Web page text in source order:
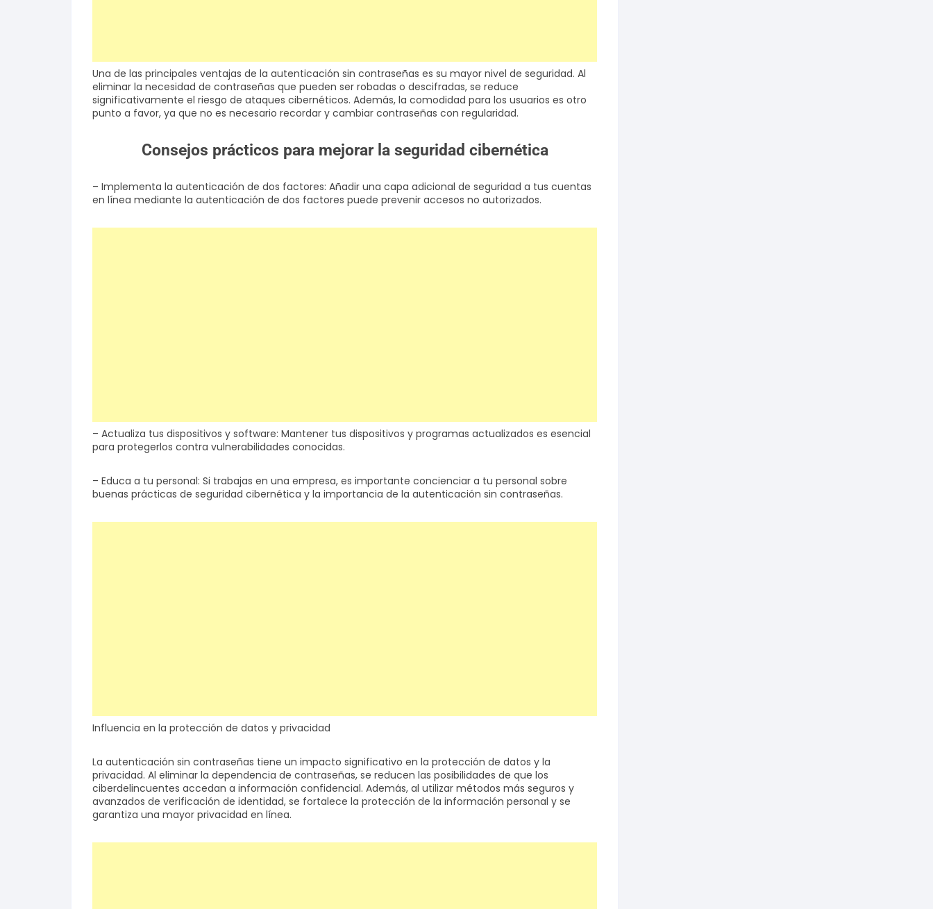
Una de las principales ventajas de la autenticación sin contraseñas es su mayor nivel de seguridad. Al
eliminar la necesidad de contraseñas que pueden ser robadas o descifradas, se reduce
significativamente el riesgo de ataques cibernéticos. Además, la comodidad para los usuarios es otro
punto a favor, ya que no es necesario recordar y cambiar contraseñas con regularidad.
Consejos prácticos para mejorar la seguridad cibernética
– Implementa la autenticación de dos factores: Añadir una capa adicional de seguridad a tus cuentas
en línea mediante la autenticación de dos factores puede prevenir accesos no autorizados.
– Actualiza tus dispositivos y software: Mantener tus dispositivos y programas actualizados es esencial
para protegerlos contra vulnerabilidades conocidas.
– Educa a tu personal: Si trabajas en una empresa, es importante concienciar a tu personal sobre
buenas prácticas de seguridad cibernética y la importancia de la autenticación sin contraseñas.
Influencia en la protección de datos y privacidad
La autenticación sin contraseñas tiene un impacto significativo en la protección de datos y la
privacidad. Al eliminar la dependencia de contraseñas, se reducen las posibilidades de que los
ciberdelincuentes accedan a información confidencial. Además, al utilizar métodos más seguros y
avanzados de verificación de identidad, se fortalece la protección de la información personal y se
garantiza una mayor privacidad en línea.